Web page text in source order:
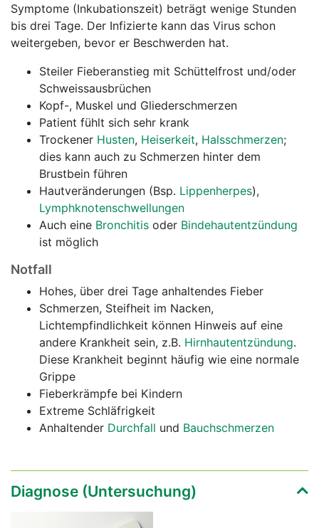
Symptome (Inkubationszeit) beträgt wenige Stunden
bis drei Tage. Der Infizierte kann das Virus schon
weitergeben, bevor er Beschwerden hat.
Steiler Fieberanstieg mit Schüttelfrost und/oder
Schweissausbrüchen
Kopf-, Muskel und Gliederschmerzen
Patient fühlt sich sehr krank
Trockener Husten, Heiserkeit, Halsschmerzen;
dies kann auch zu Schmerzen hinter dem
Brustbein führen
Hautveränderungen (Bsp. Lippenherpes),
Lymphknotenschwellungen
Auch eine Bronchitis oder Bindehautentzündung
ist möglich
Notfall
Hohes, über drei Tage anhaltendes Fieber
Schmerzen, Steifheit im Nacken,
Lichtempfindlichkeit können Hinweis auf eine
andere Krankheit sein, z.B. Hirnhautentzündung.
Diese Krankheit beginnt häufig wie eine normale
Grippe
Fieberkrämpfe bei Kindern
Extreme Schläfrigkeit
Anhaltender Durchfall und Bauchschmerzen
Diagnose (Untersuchung)